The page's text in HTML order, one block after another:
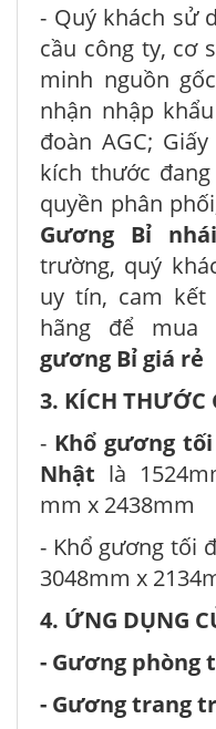
- Quý khách sử
cầu công ty, cơ
minh nguồn gốc
nhận nhập
đoàn AGC;
kích thước
quyền phân
Gương Bỉ
trường, quý
uy tín, cam kết
hãng để mua
gương Bỉ giá rẻ
3. KÍCH
- Khổ gương
Nhật là
mm x 2438mm
- Khổ gương tối
3048mm x
4. ỨNG DỤNG
- Gương phòng
- Gương trang